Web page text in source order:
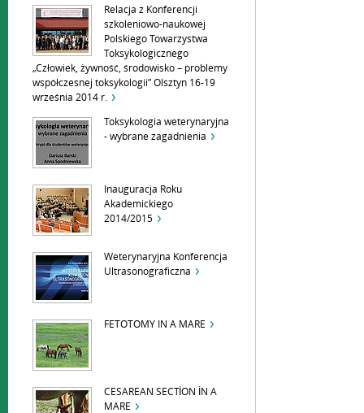
Relacja z Konferencji
szkoleniowo-naukowej
Polskiego Towarzystwa
Toksykologicznego
„Człowiek, żywność, środowisko – problemy
współczesnej toksykologii” Olsztyn 16-19
września 2014 r.
Toksykologia weterynaryjna
- wybrane zagadnienia
Inauguracja Roku
Akademickiego
2014/2015
Weterynaryjna Konferencja
Ultrasonograficzna
FETOTOMY IN A MARE
CESAREAN SECTİON İN A
MARE